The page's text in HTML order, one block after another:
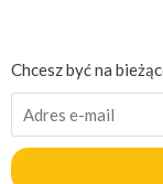
Chcesz być na